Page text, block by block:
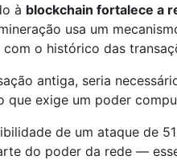
à blockchain fortalece a
usa um
o histórico das
antiga, seria
que exige um poder
de um ataque de
do poder da rede —